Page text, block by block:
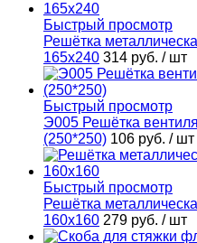
Быстрый просмотр
Решётка
165х240 314 руб. / шт
Быстрый просмотр
Э005 Решётка
(250*250) 106 руб. / шт
Быстрый просмотр
Решётка
160х160 279 руб. / шт